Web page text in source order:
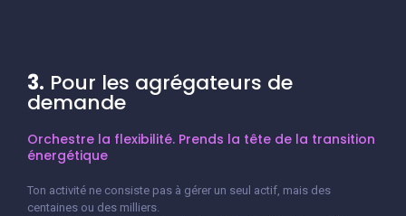
3. Pour les agrégateurs de
demande
Orchestre la flexibilité. Prends la tête de la transition
énergétique
Ton activité ne consiste pas à gérer un seul actif, mais des
centaines ou des milliers.